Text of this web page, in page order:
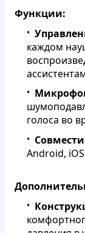
Функции:
каждом
голоса во
Android,